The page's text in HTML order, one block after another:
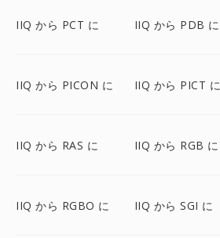
IIQ から PCT に IIQ から PDB に
IIQ から PICON に IIQ から PICT に
IIQ から RAS に IIQ から RGB に
IIQ から RGBO に IIQ から SGI に